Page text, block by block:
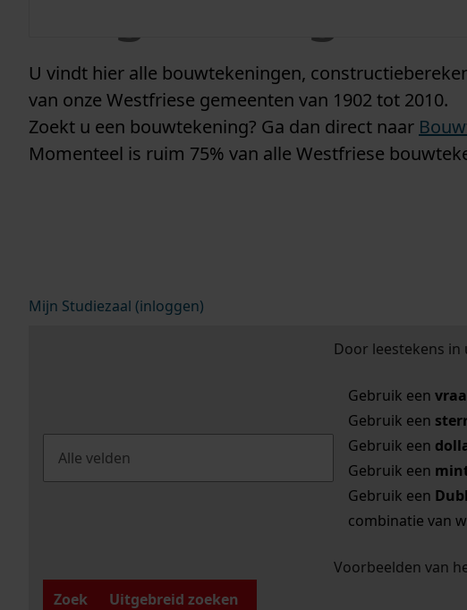
U vindt hier alle bouwtekeningen,
van onze Westfriese gemeenten van 1902 tot 2010.
Zoekt u een bouwtekening? Ga dan direct naar
Momenteel is ruim 75% van alle Westfriese
Mijn Studiezaal (inloggen)
Door leestekens
Gebruik een
Gebruik een
Gebruik een
Gebruik een
Gebruik een
combinatie van
Voorbeelden van
Zoek
Uitgebreid zoeken